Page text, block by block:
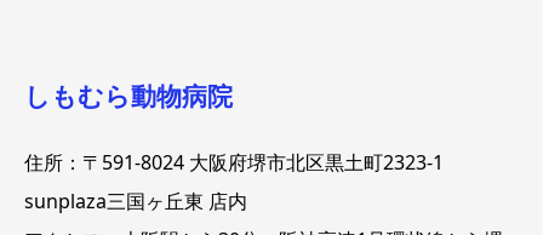
しもむら動物病院
住所：〒591-8024 大阪府堺市北区黒土町2323-1
sunplaza三国ヶ丘東 店内